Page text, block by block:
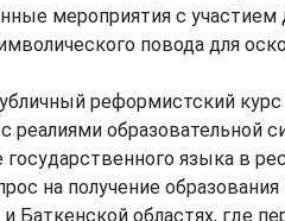
мероприятия с
повода для
реформистский
реалиями образовательной
государственного языка в
на получение
Баткенской областях, где